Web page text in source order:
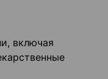
включая